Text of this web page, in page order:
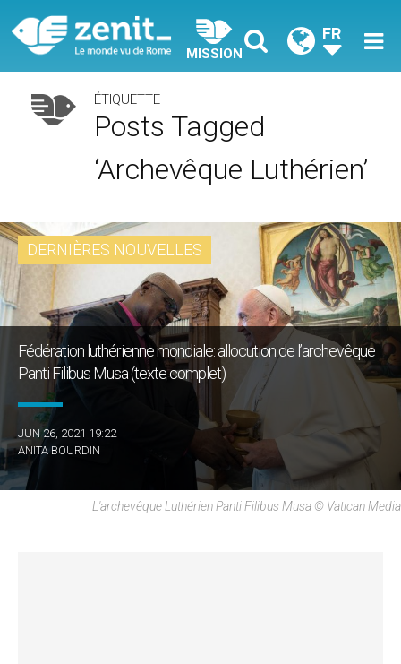
MISSION
FR
ÉTIQUETTE
Posts Tagged
‘archevêque Luthérien’
DERNIÈRES NOUVELLES
Fédération luthérienne mondiale: allocution de l’archevêque
Panti Filibus Musa (texte complet)
JUN 26, 2021 19:22
ANITA BOURDIN
L'archevêque Luthérien Panti Filibus Musa © Vatican Media